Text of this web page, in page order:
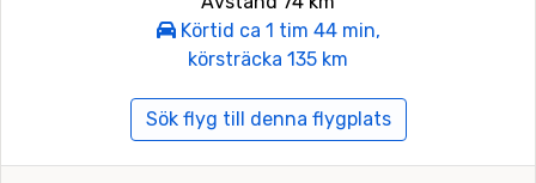
Körtid ca 1 tim 44 min,
körsträcka 135 km
Sök flyg till denna flygplats